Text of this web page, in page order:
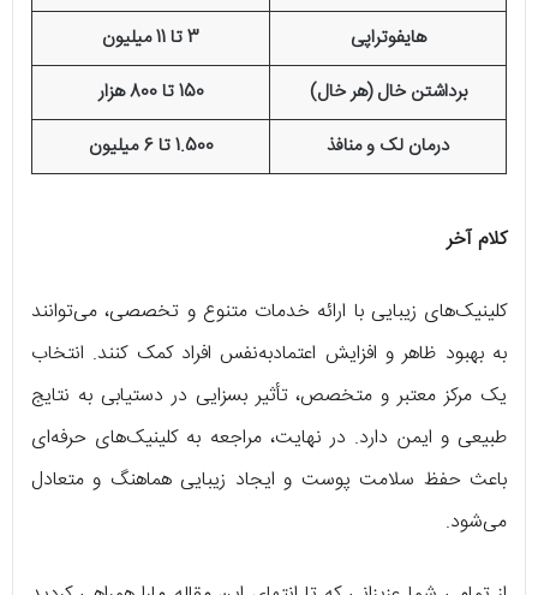
هایفوتراپی
3 تا 11 میلیون
برداشتن خال (هر خال)
150 تا 800 هزار
درمان لک و منافذ
1.500 تا 6 میلیون
کلام آخر
کلینیک‌های زیبایی با ارائه خدمات متنوع و تخصصی، می‌توانند
به بهبود ظاهر و افزایش اعتمادبه‌نفس افراد کمک کنند. انتخاب
یک مرکز معتبر و متخصص، تأثیر بسزایی در دستیابی به نتایج
طبیعی و ایمن دارد. در نهایت، مراجعه به کلینیک‌های حرفه‌ای
باعث حفظ سلامت پوست و ایجاد زیبایی هماهنگ و متعادل
می‌شود.